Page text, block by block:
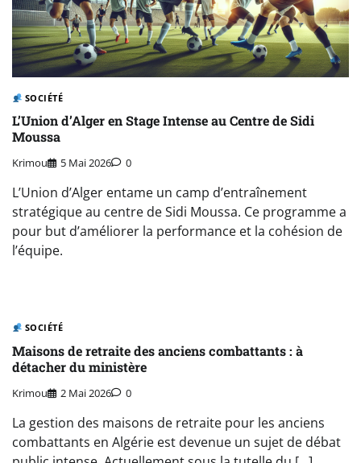
SOCIÉTÉ
L’Union d’Alger en Stage Intense au Centre de Sidi
Moussa
Krimou 5 Mai 2026 0
L’Union d’Alger entame un camp d’entraînement
stratégique au centre de Sidi Moussa. Ce programme a
pour but d’améliorer la performance et la cohésion de
l’équipe.
SOCIÉTÉ
Maisons de retraite des anciens combattants : à
détacher du ministère
Krimou 2 Mai 2026 0
La gestion des maisons de retraite pour les anciens
combattants en Algérie est devenue un sujet de débat